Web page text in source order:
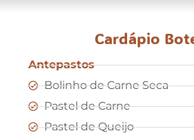
Cardápio
Antepastos
Bolinho de Carne Seca
Pastel de Carne
Pastel de Queijo